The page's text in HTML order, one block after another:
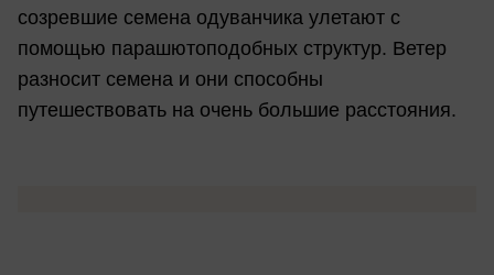
созревшие семена одуванчика улетают с
помощью парашютоподобных структур. Ветер
разносит семена и они способны
путешествовать на очень большие расстояния.